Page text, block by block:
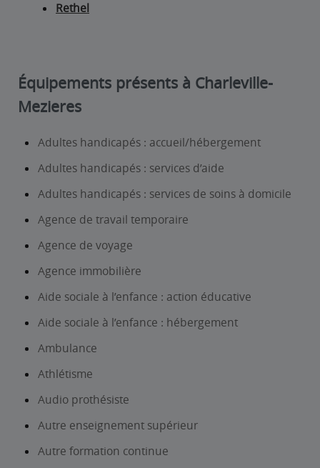
Rethel
Équipements présents à Charleville-
Mezieres
Adultes handicapés : accueil/hébergement
Adultes handicapés : services d’aide
Adultes handicapés : services de soins à domicile
Agence de travail temporaire
Agence de voyage
Agence immobilière
Aide sociale à l’enfance : action éducative
Aide sociale à l’enfance : hébergement
Ambulance
Athlétisme
Audio prothésiste
Autre enseignement supérieur
Autre formation continue